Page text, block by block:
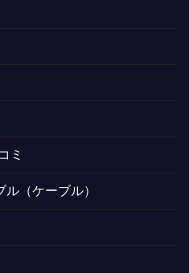
ミ
（ケーブル）